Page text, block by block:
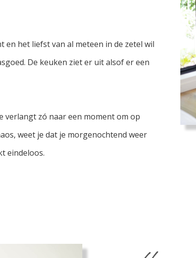
en het liefst van al meteen in de zetel wil
De keuken ziet er uit alsof er een
verlangt zó naar een moment om op
weet je dat je morgenochtend weer
eindeloos.